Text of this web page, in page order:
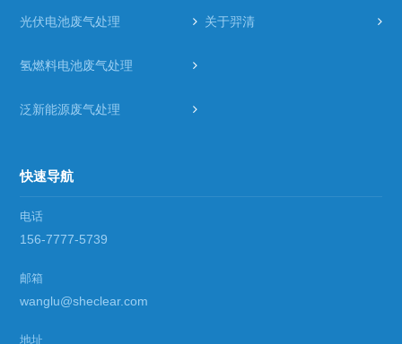
光伏电池废气处理 关于羿清
氢燃料电池废气处理
泛新能源废气处理
快速导航
电话
156-7777-5739
邮箱
wanglu@sheclear.com
地址